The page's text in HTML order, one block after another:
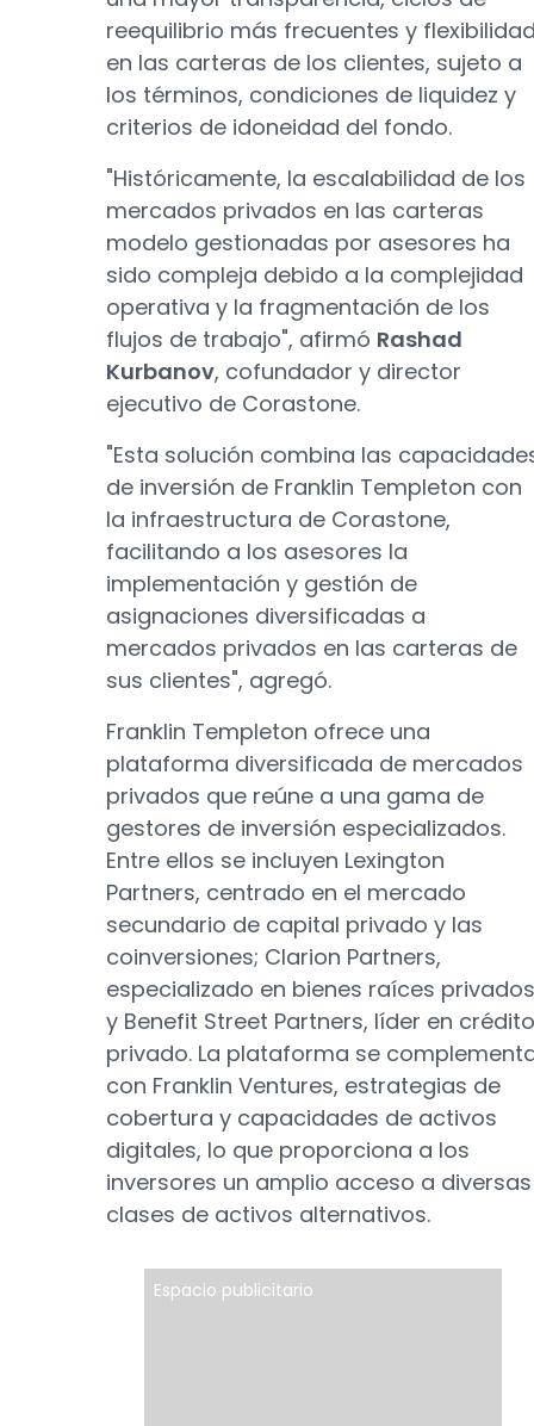
reequilibrio más frecuentes y
en las carteras de los clientes, sujeto a
los términos, condiciones de liquidez y
criterios de idoneidad del fondo.
"Históricamente, la escalabilidad de los
mercados privados en las carteras
modelo gestionadas por asesores ha
sido compleja debido a la complejidad
operativa y la fragmentación de los
flujos de trabajo", afirmó Rashad
Kurbanov, cofundador y director
ejecutivo de Corastone.
"Esta solución combina las
de inversión de Franklin Templeton con
la infraestructura de Corastone,
facilitando a los asesores la
implementación y gestión de
asignaciones diversificadas a
mercados privados en las carteras de
sus clientes", agregó.
Franklin Templeton ofrece una
plataforma diversificada de mercados
privados que reúne a una gama de
gestores de inversión especializados.
Entre ellos se incluyen Lexington
Partners, centrado en el mercado
secundario de capital privado y las
coinversiones; Clarion Partners,
especializado en bienes raíces
y Benefit Street Partners, líder en crédito
privado. La plataforma se
con Franklin Ventures, estrategias de
cobertura y capacidades de activos
digitales, lo que proporciona a los
inversores un amplio acceso a diversas
clases de activos alternativos.
Espacio publicitario